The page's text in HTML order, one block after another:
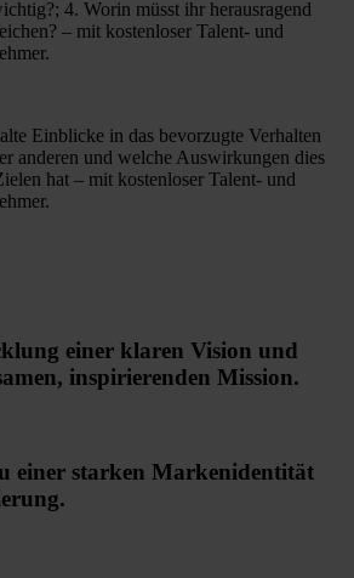
4. Worin müsst ihr herausragend
– mit kostenloser Talent- und
Einblicke in das bevorzugte Verhalten
anderen und welche Auswirkungen dies
hat – mit kostenloser Talent- und
einer klaren Vision und
inspirierenden Mission.
einer starken Markenidentität